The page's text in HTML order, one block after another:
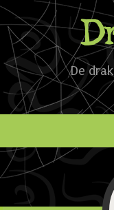
De
Naar de inhoud springen